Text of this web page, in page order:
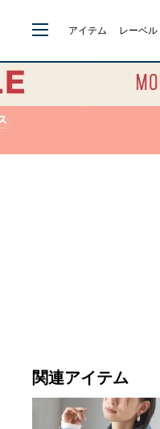
アイテム レーベル
関連アイテム